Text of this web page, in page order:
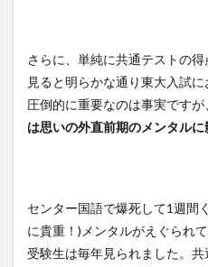
さらに、単純に共通テストの
見ると明らかな通り東大入試
圧倒的に重要なのは事実ですが
は思いの外直前期のメンタル
センター国語で爆死して1週間
に貴重！)メンタルがえぐられ
受験生は毎年見られました。